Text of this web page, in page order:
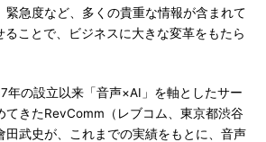
緊急度など、多くの貴重な情報が含まれて
ることで、ビジネスに大きな変革をもたら
年の設立以来「音声×AI」を軸としたサー
てきたRevComm（レブコム、東京都渋谷
田武史が、これまでの実績をもとに、音声